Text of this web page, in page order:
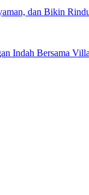
dan Bikin
Indah Bersama